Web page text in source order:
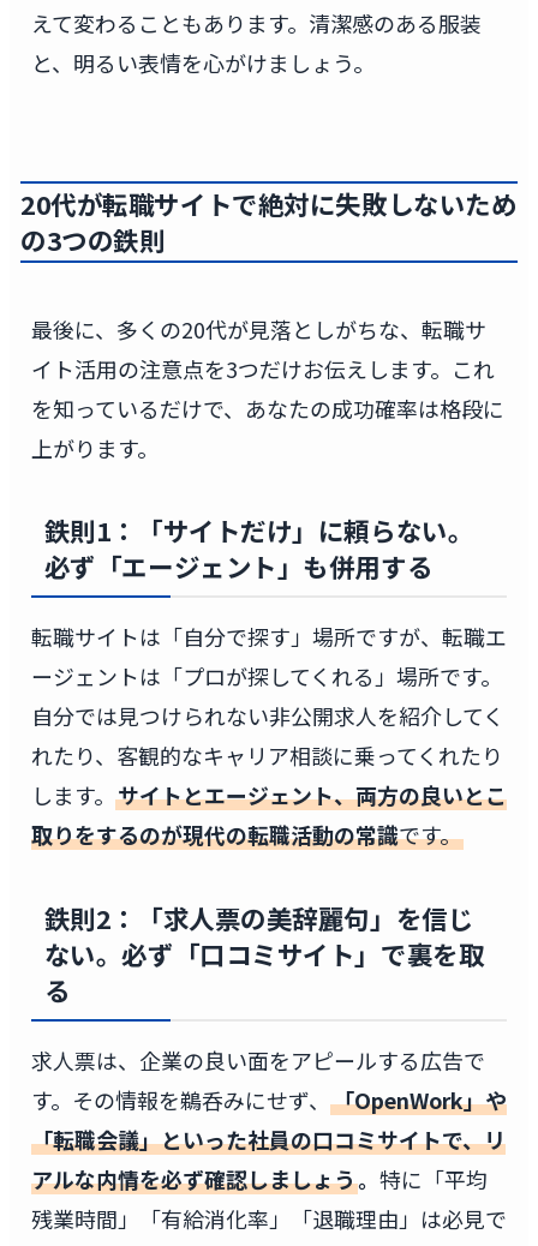
えて変わることもあります。清潔感のある服装
と、明るい表情を心がけましょう。
20代が転職サイトで絶対に失敗しないため
の3つの鉄則
最後に、多くの20代が見落としがちな、転職サ
イト活用の注意点を3つだけお伝えします。これ
を知っているだけで、あなたの成功確率は格段に
上がります。
鉄則1：「サイトだけ」に頼らない。
必ず「エージェント」も併用する
転職サイトは「自分で探す」場所ですが、転職エ
ージェントは「プロが探してくれる」場所です。
自分では見つけられない非公開求人を紹介してく
れたり、客観的なキャリア相談に乗ってくれたり
します。 サイトとエージェント、両方の良いとこ
取りをするのが現代の転職活動の常識です。
鉄則2：「求人票の美辞麗句」を信じ
ない。必ず「口コミサイト」で裏を取
る
求人票は、企業の良い面をアピールする広告で
す。その情報を鵜呑みにせず、 「OpenWork」や
「転職会議」といった社員の口コミサイトで、リ
アルな内情を必ず確認しましょう。 特に「平均
残業時間」「有給消化率」「退職理由」は必見で